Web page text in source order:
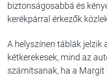
biztonságosabbá és
kerékpárral érkezők
A helyszínen táblák jelzik
kétkerekesek, mind az
számítsanak, ha a Margit